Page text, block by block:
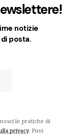
notizie
posta.
le pratiche di
privacy. Puoi